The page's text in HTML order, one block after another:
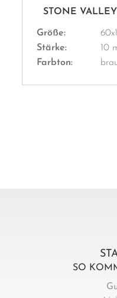
STONE
Größe:
Stärke:
10
Farbton:
SO